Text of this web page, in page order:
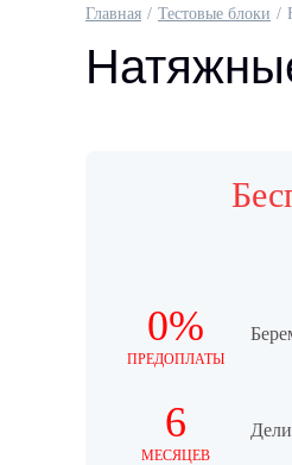
Главная Тестовые блоки
0%
ПРЕДОПЛАТЫ
6
МЕСЯЦЕВ